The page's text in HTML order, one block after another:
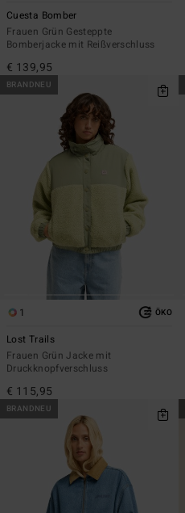
Cuesta Bomber
Frauen Grün Gesteppte
Bomberjacke mit Reißverschluss
€ 139,95
BRANDNEU
1 ÖKO
Lost Trails
Frauen Grün Jacke mit
Druckknopfverschluss
€ 115,95
BRANDNEU